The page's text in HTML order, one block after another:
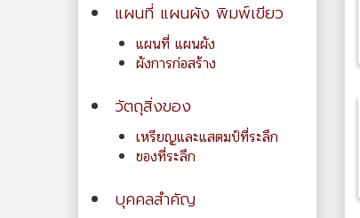
แผนที่ แผนผัง พิมพ์เขียว
แผนที่ แผนผัง
ผังการก่อสร้าง
วัตถุสิ่งของ
เหรียญและแสตมป์ที่ระลึก
ของที่ระลึก
บุคคลสำคัญ